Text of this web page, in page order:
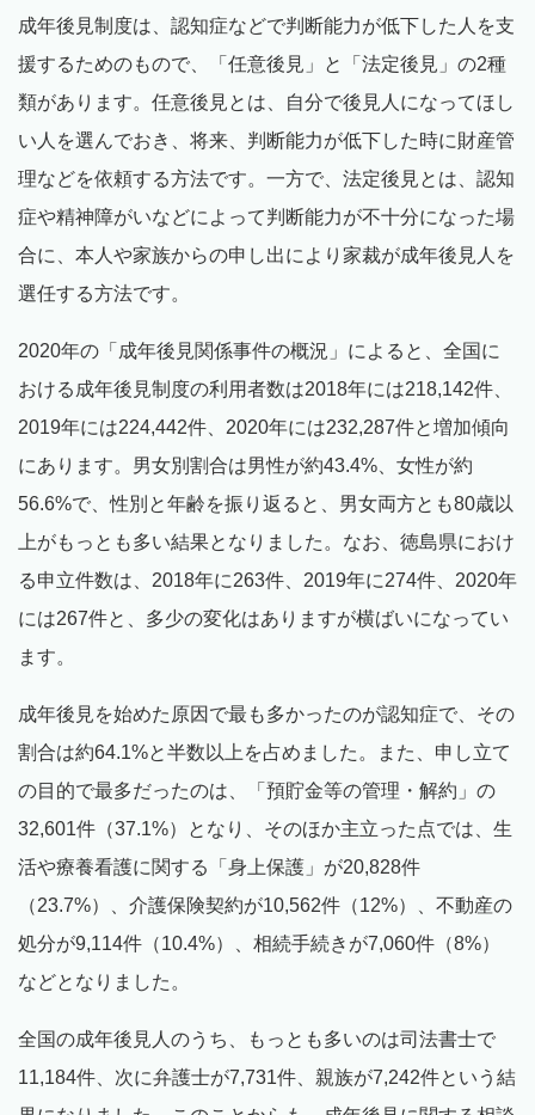
成年後見制度は、認知症などで判断能力が低下した人を支
援するためのもので、「任意後見」と「法定後見」の2種
類があります。任意後見とは、自分で後見人になってほし
い人を選んでおき、将来、判断能力が低下した時に財産管
理などを依頼する方法です。一方で、法定後見とは、認知
症や精神障がいなどによって判断能力が不十分になった場
合に、本人や家族からの申し出により家裁が成年後見人を
選任する方法です。
2020年の「成年後見関係事件の概況」によると、全国に
おける成年後見制度の利用者数は2018年には218,142件、
2019年には224,442件、2020年には232,287件と増加傾向
にあります。男女別割合は男性が約43.4%、女性が約
56.6%で、性別と年齢を振り返ると、男女両方とも80歳以
上がもっとも多い結果となりました。なお、徳島県におけ
る申立件数は、2018年に263件、2019年に274件、2020年
には267件と、多少の変化はありますが横ばいになってい
ます。
成年後見を始めた原因で最も多かったのが認知症で、その
割合は約64.1%と半数以上を占めました。また、申し立て
の目的で最多だったのは、「預貯金等の管理・解約」の
32,601件（37.1%）となり、そのほか主立った点では、生
活や療養看護に関する「身上保護」が20,828件
（23.7%）、介護保険契約が10,562件（12%）、不動産の
処分が9,114件（10.4%）、相続手続きが7,060件（8%）
などとなりました。
全国の成年後見人のうち、もっとも多いのは司法書士で
11,184件、次に弁護士が7,731件、親族が7,242件という結